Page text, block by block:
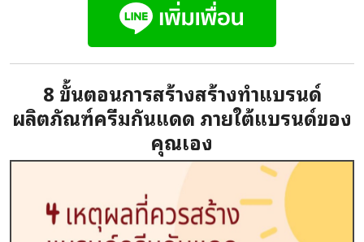
8 ขั้นตอนการสร้างสร้างทำแบรนด์
ผลิตภัณฑ์ครีมกันแดด ภายใต้แบรนด์ของ
คุณเอง